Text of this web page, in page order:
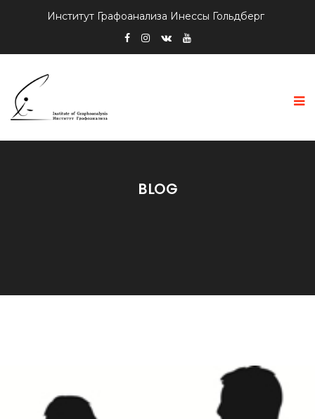
Институт Графоанализа Инессы Гольдберг
BLOG